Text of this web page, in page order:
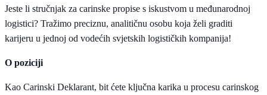
Jeste li stručnjak za carinske propise s iskustvom u međunarodnoj
logistici? Tražimo preciznu, analitičnu osobu koja želi graditi
karijeru u jednoj od vodećih svjetskih logističkih kompanija!
O poziciji
Kao Carinski Deklarant, bit ćete ključna karika u procesu carinskog